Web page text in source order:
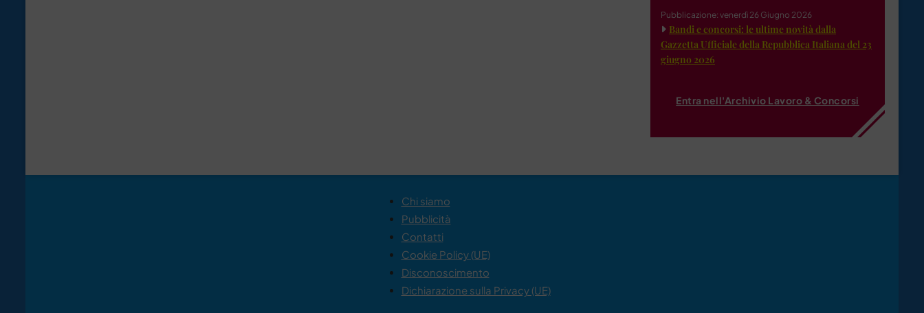
Pubblicazione: venerdì 26 Giugno 2026
Bandi e concorsi: le ultime novità dalla
Gazzetta Ufficiale della Repubblica Italiana del 23
giugno 2026
Entra nell'Archivio Lavoro & Concorsi
Chi siamo
Pubblicità
Contatti
Cookie Policy (UE)
Disconoscimento
Dichiarazione sulla Privacy (UE)